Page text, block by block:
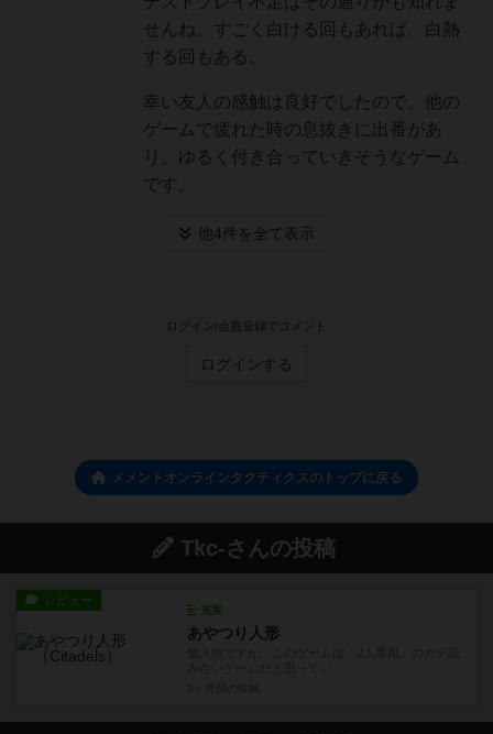
せんね。すごく白ける回もあれば、白熱
する回もある。
幸い友人の感触は良好でしたので、他の
ゲームで疲れた時の息抜きに出番があ
り、ゆるく付き合っていきそうなゲーム
です。
他4件を全て表示
ログイン/会員登録でコメント
ログインする
メメントオンラインタクティクスのトップに戻る
Tkc-さんの投稿
レビュー
充実
あやつり人形